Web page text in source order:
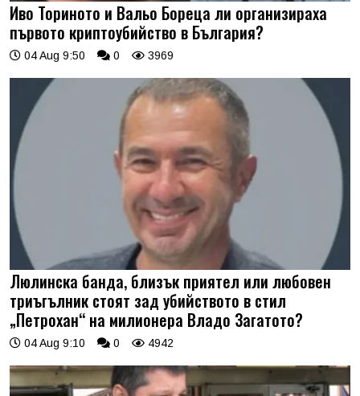
Иво Ториното и Вальо Бореца ли организираха
първото криптоубийство в България?
04 Aug 9:50 0 3969
Люлинска банда, близък приятел или любовен
триъгълник стоят зад убийството в стил
„Петрохан“ на милионера Владо Загатото?
04 Aug 9:10 0 4942